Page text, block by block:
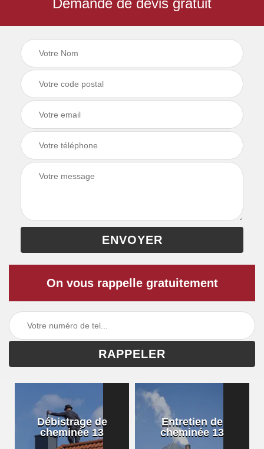
Demande de devis gratuit
On vous rappelle gratuitement
Débistrage de
cheminée 13
Entretien de
cheminée 13